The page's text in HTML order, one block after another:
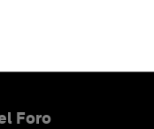
Foro